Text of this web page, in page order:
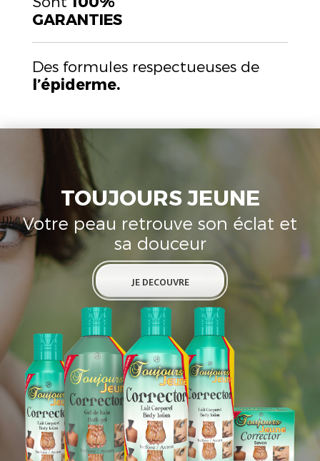
GARANTIES
Des formules respectueuses de
l’épiderme.
TOUJOURS JEUNE
Votre peau retrouve son éclat et
sa douceur
JE DECOUVRE